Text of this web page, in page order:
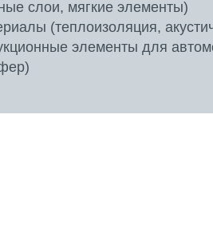
слои, мягкие элементы)
(теплоизоляция,
элементы для